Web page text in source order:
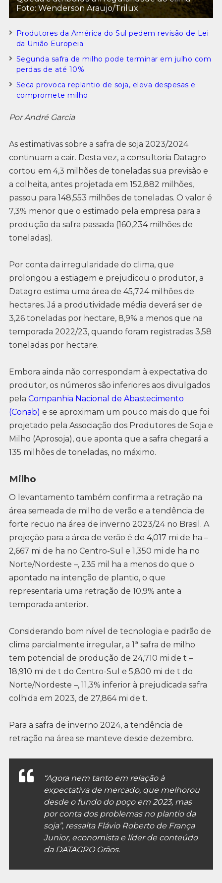
Foto: Wenderson Araujo/Trilux
Produtores da América do Sul pedem revisão de Lei
da União Europeia
Segunda safra de milho pode terminar em julho com
perdas de até 10%
Seca provoca replantio de soja, eleva despesas e
compromete milho
Por André Garcia
As estimativas sobre a safra de soja 2023/2024
continuam a cair. Desta vez, a consultoria Datagro
cortou em 4,3 milhões de toneladas sua previsão e
a colheita, antes projetada em 152,882 milhões,
passou para 148,553 milhões de toneladas. O valor é
7,3% menor que o estimado pela empresa para a
produção da safra passada (160,234 milhões de
toneladas).
Por conta da irregularidade do clima, que
prolongou a estiagem e prejudicou o produtor, a
Datagro estima uma área de 45,724 milhões de
hectares. Já a produtividade média deverá ser de
3,26 toneladas por hectare, 8,9% a menos que na
temporada 2022/23, quando foram registradas 3,58
toneladas por hectare.
Embora ainda não correspondam à expectativa do
produtor, os números são inferiores aos divulgados
pela Companhia Nacional de Abastecimento
(Conab) e se aproximam um pouco mais do que foi
projetado pela Associação dos Produtores de Soja e
Milho (Aprosoja), que aponta que a safra chegará a
135 milhões de toneladas, no máximo.
Milho
O levantamento também confirma a retração na
área semeada de milho de verão e a tendência de
forte recuo na área de inverno 2023/24 no Brasil. A
projeção para a área de verão é de 4,017 mi de ha –
2,667 mi de ha no Centro-Sul e 1,350 mi de ha no
Norte/Nordeste –, 235 mil ha a menos do que o
apontado na intenção de plantio, o que
representaria uma retração de 10,9% ante a
temporada anterior.
Considerando bom nível de tecnologia e padrão de
clima parcialmente irregular, a 1ª safra de milho
tem potencial de produção de 24,710 mi de t –
18,910 mi de t do Centro-Sul e 5,800 mi de t do
Norte/Nordeste –, 11,3% inferior à prejudicada safra
colhida em 2023, de 27,864 mi de t.
Para a safra de inverno 2024, a tendência de
retração na área se manteve desde dezembro.
“Agora nem tanto em relação à
expectativa de mercado, que melhorou
desde o fundo do poço em 2023, mas
por conta dos problemas no plantio da
soja”, ressalta Flávio Roberto de França
Junior, economista e líder de conteúdo
da DATAGRO Grãos.